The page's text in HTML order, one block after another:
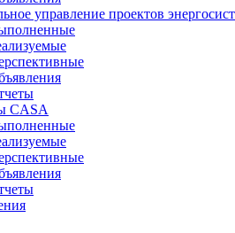
управление проектов
CASA